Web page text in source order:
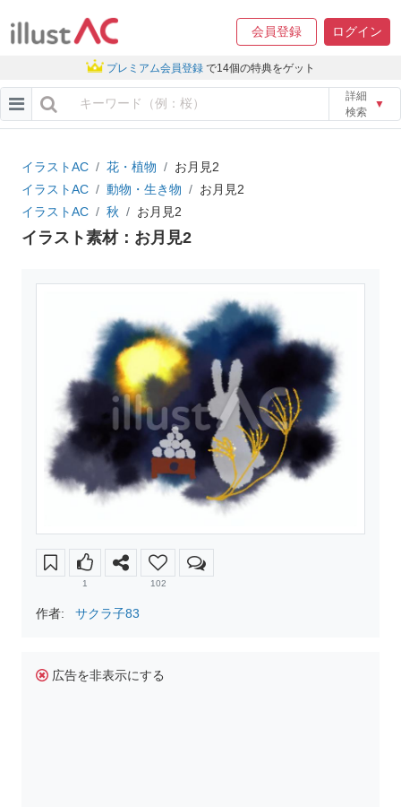
会員登録 ログイン
プレミアム会員登録 で14個の特典をゲット
詳細
検索
▼
イラストAC 花・植物
お月見2
イラストAC
動物・生き物
お月見2
イラストAC
秋 お月見2
イラスト素材：お月見2
1 102
作者: サクラ子83
広告を非表示にする